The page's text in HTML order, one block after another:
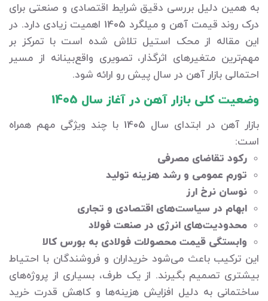
به همین دلیل بررسی دقیق شرایط اقتصادی و صنعتی برای
درک روند قیمت آهن و میلگرد 1405 اهمیت زیادی دارد. در
این مقاله از محک استیل تلاش شده است با تمرکز بر
مهم‌ترین متغیرهای اثرگذار، تصویری واقع‌بینانه از مسیر
احتمالی بازار آهن در سال پیش رو ارائه شود.
وضعیت کلی بازار آهن در آغاز سال 1405
بازار آهن در ابتدای سال 1405 با چند ویژگی مهم همراه
است:
رکود تقاضای مصرفی
تورم عمومی و رشد هزینه تولید
نوسان نرخ ارز
ابهام در سیاست‌های اقتصادی و تجاری
محدودیت‌های انرژی در صنعت فولاد
وابستگی قیمت محصولات فولادی به بورس کالا
این ترکیب باعث می‌شود خریداران و فروشندگان با احتیاط
بیشتری تصمیم بگیرند. از یک طرف، بسیاری از پروژه‌های
ساختمانی به دلیل افزایش هزینه‌ها و کاهش قدرت خرید